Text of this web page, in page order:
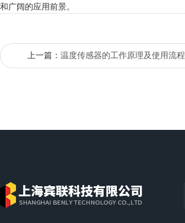
和广阔的应用前景。
上一篇： 温度传感器的工作原理及使用流程